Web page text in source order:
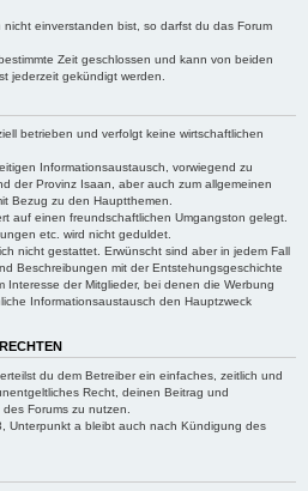
einverstanden bist, so darfst du das Forum
Zeit geschlossen und kann von beiden
jederzeit gekündigt werden.
betrieben und verfolgt keine wirtschaftlichen
Informationsaustausch, vorwiegend zu
der Provinz Isaan, aber auch zum allgemeinen
Bezug zu den Hauptthemen.
auf einen freundschaftlichen Umgangston gelegt.
etc. wird nicht geduldet.
nicht gestattet. Erwünscht sind aber in jedem Fall
Beschreibungen mit der Entstehungsgeschichte
Interesse der Mitglieder, bei denen die Werbung
Informationsaustausch den Hauptzweck
du dem Betreiber ein einfaches, zeitlich und
Recht, deinen Beitrag und
Forums zu nutzen.
Unterpunkt a bleibt auch nach Kündigung des